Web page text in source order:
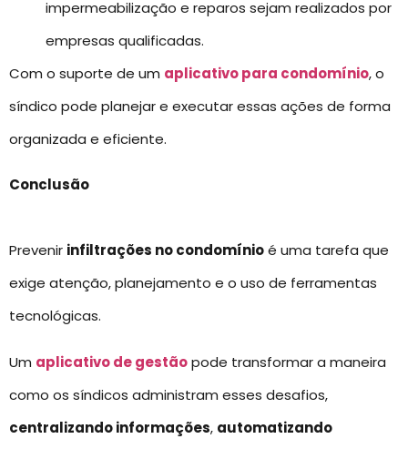
impermeabilização e reparos sejam realizados por
empresas qualificadas.
Com o suporte de um aplicativo para condomínio, o
síndico pode planejar e executar essas ações de forma
organizada e eficiente.
Conclusão
Prevenir infiltrações no condomínioé uma tarefa que
exige atenção, planejamento e o uso de ferramentas
tecnológicas.
Um aplicativo de gestãopode transformar a maneira
como os síndicos administram esses desafios,
centralizando informações, automatizando